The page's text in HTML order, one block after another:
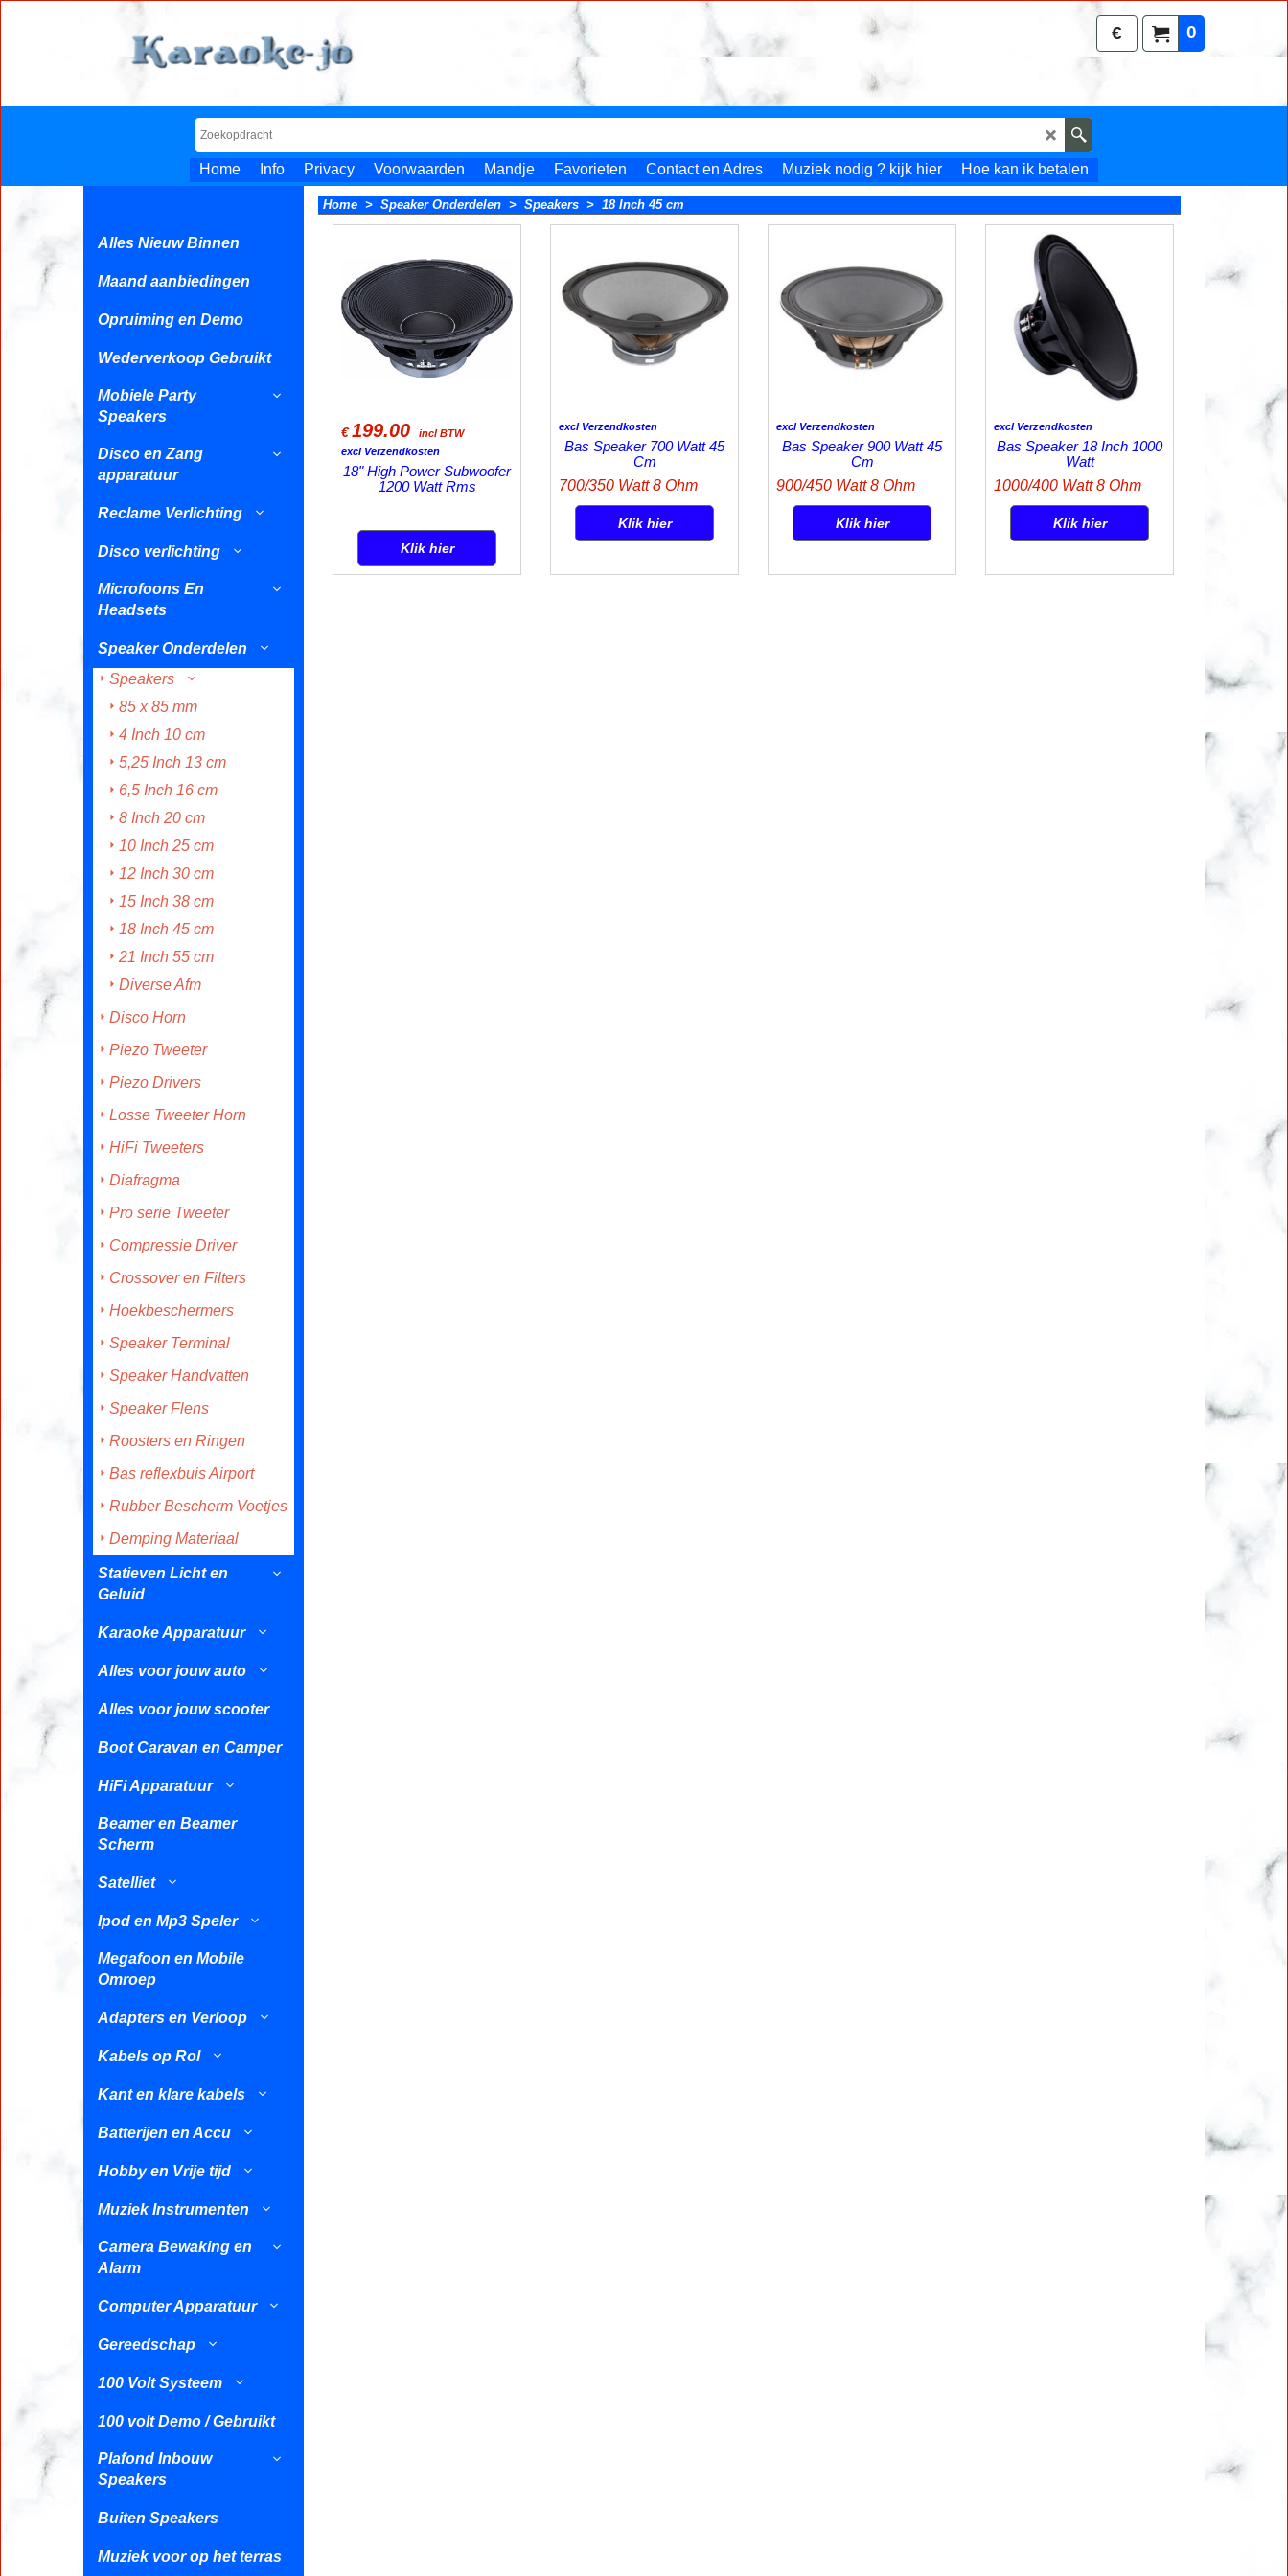
0
€
Home Info Privacy Voorwaarden Mandje Favorieten Contact en Adres Muziek nodig ? kijk hier Hoe kan ik betalen
Alles Nieuw Binnen
Maand aanbiedingen
Opruiming en Demo
Wederverkoop Gebruikt
Mobiele Party
Speakers
Disco en Zang
apparatuur
Reclame Verlichting
Disco verlichting
Microfoons En
Headsets
Speaker Onderdelen
Speakers
85 x 85 mm
4 Inch 10 cm
5,25 Inch 13 cm
6,5 Inch 16 cm
8 Inch 20 cm
10 Inch 25 cm
12 Inch 30 cm
15 Inch 38 cm
18 Inch 45 cm
21 Inch 55 cm
Diverse Afm
Disco Horn
Piezo Tweeter
Piezo Drivers
Losse Tweeter Horn
HiFi Tweeters
Diafragma
Pro serie Tweeter
Compressie Driver
Crossover en Filters
Hoekbeschermers
Speaker Terminal
Speaker Handvatten
Speaker Flens
Roosters en Ringen
Bas reflexbuis Airport
Rubber Bescherm Voetjes
Demping Materiaal
Statieven Licht en
Geluid
Karaoke Apparatuur
Alles voor jouw auto
Alles voor jouw scooter
Boot Caravan en Camper
HiFi Apparatuur
Beamer en Beamer
Scherm
Satelliet
Ipod en Mp3 Speler
Megafoon en Mobile
Omroep
Adapters en Verloop
Kabels op Rol
Kant en klare kabels
Batterijen en Accu
Hobby en Vrije tijd
Muziek Instrumenten
Camera Bewaking en
Alarm
Computer Apparatuur
Gereedschap
100 Volt Systeem
100 volt Demo / Gebruikt
Plafond Inbouw
Speakers
Buiten Speakers
Muziek voor op het terras
Home > Speaker Onderdelen > Speakers > 18 Inch 45 cm
€199.00
incl BTW
excl Verzendkosten
18" High Power Subwoofer
1200 Watt Rms
Klik hier
excl Verzendkosten
Bas Speaker 700 Watt 45
Cm
700/350 Watt 8 Ohm
Klik hier
excl Verzendkosten
Bas Speaker 900 Watt 45
Cm
900/450 Watt 8 Ohm
Klik hier
excl Verzendkosten
Bas Speaker 18 Inch 1000
Watt
1000/400 Watt 8 Ohm
Klik hier